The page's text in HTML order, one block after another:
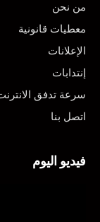
من نحن
معطيات قانونية
الإعلانات
إنتدابات
سرعة تدفق
اتصل بنا
فيديو اليوم